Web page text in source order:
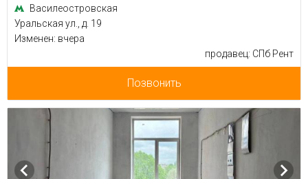
Василеостровская
Уральская ул., д. 19
Изменен: вчера
продавец: СПб Рент
Позвонить